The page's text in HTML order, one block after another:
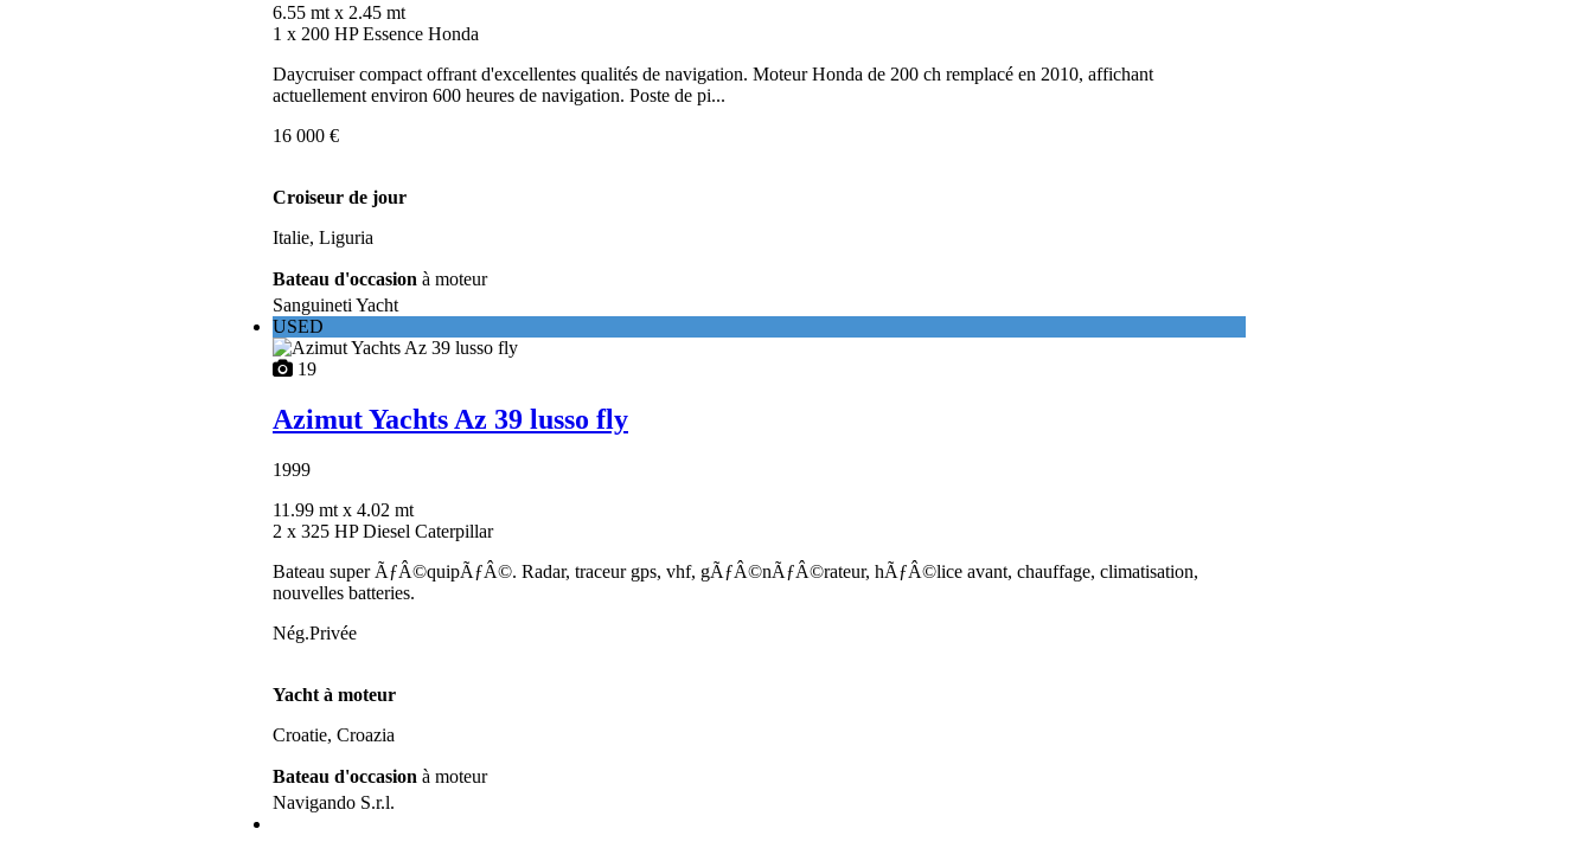
6.55 mt x 2.45 mt
1 x 200 HP Essence Honda
Daycruiser compact offrant d'excellentes qualités de navigation. Moteur Honda de 200 ch remplacé en 2010, affichant
actuellement environ 600 heures de navigation. Poste de pi...
16 000 €
Croiseur de jour
Italie, Liguria
Bateau d'occasion à moteur
Sanguineti Yacht
USED
19
Azimut Yachts Az 39 lusso fly
1999
11.99 mt x 4.02 mt
2 x 325 HP Diesel Caterpillar
Bateau super ÃƒÂ©quipÃƒÂ©. Radar, traceur gps, vhf, gÃƒÂ©nÃƒÂ©rateur, hÃƒÂ©lice avant, chauffage, climatisation,
nouvelles batteries.
Nég.Privée
Yacht à moteur
Croatie, Croazia
Bateau d'occasion à moteur
Navigando S.r.l.